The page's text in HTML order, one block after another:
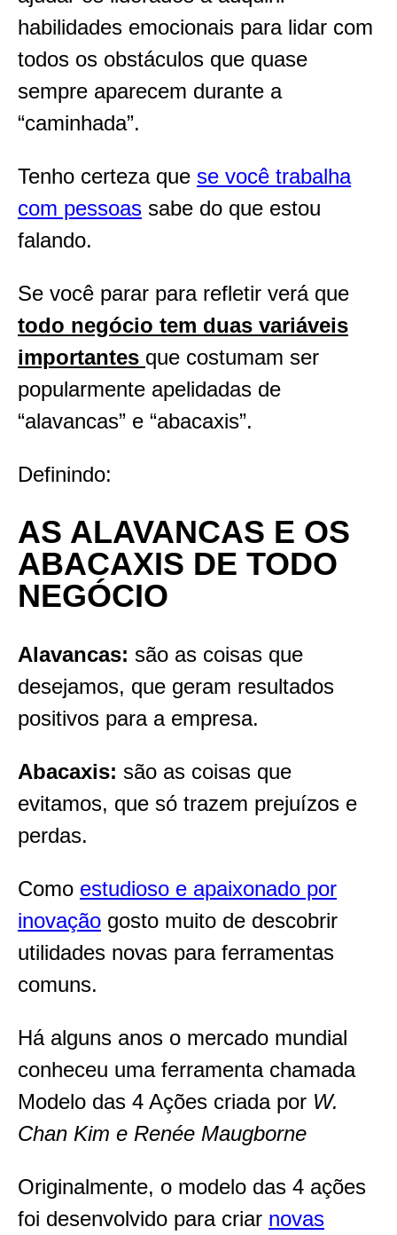
habilidades emocionais para lidar com
todos os obstáculos que quase
sempre aparecem durante a
“caminhada”.
Tenho certeza que se você trabalha
com pessoas sabe do que estou
falando.
Se você parar para refletir verá que
todo negócio tem duas variáveis
importantes que costumam ser
popularmente apelidadas de
“alavancas” e “abacaxis”.
Definindo:
AS ALAVANCAS E OS
ABACAXIS DE TODO
NEGÓCIO
Alavancas: são as coisas que
desejamos, que geram resultados
positivos para a empresa.
Abacaxis: são as coisas que
evitamos, que só trazem prejuízos e
perdas.
Como estudioso e apaixonado por
inovação gosto muito de descobrir
utilidades novas para ferramentas
comuns.
Há alguns anos o mercado mundial
conheceu uma ferramenta chamada
Modelo das 4 Ações criada por W.
Chan Kim e Renée Maugborne
Originalmente, o modelo das 4 ações
foi desenvolvido para criar novas